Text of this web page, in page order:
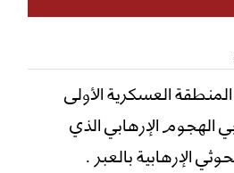
العسكرية الأولى
الهجوم الإرهابي الذي
الإرهابية بالعبر .